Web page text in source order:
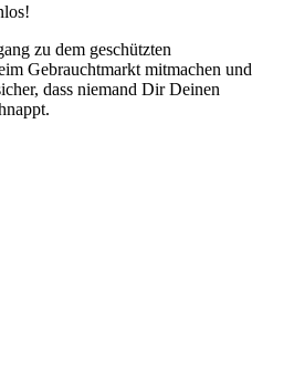
zu dem geschützten
Gebrauchtmarkt mitmachen und
dass niemand Dir Deinen